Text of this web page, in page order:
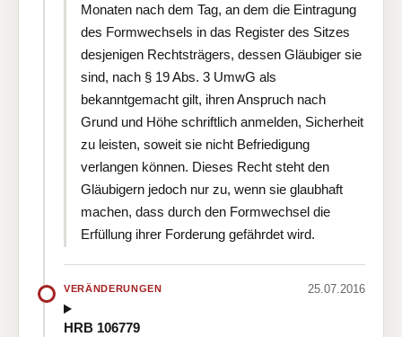
Monaten nach dem Tag, an dem die Eintragung
des Formwechsels in das Register des Sitzes
desjenigen Rechtsträgers, dessen Gläubiger sie
sind, nach § 19 Abs. 3 UmwG als
bekanntgemacht gilt, ihren Anspruch nach
Grund und Höhe schriftlich anmelden, Sicherheit
zu leisten, soweit sie nicht Befriedigung
verlangen können. Dieses Recht steht den
Gläubigern jedoch nur zu, wenn sie glaubhaft
machen, dass durch den Formwechsel die
Erfüllung ihrer Forderung gefährdet wird.
VERÄNDERUNGEN 25.07.2016
HRB 106779